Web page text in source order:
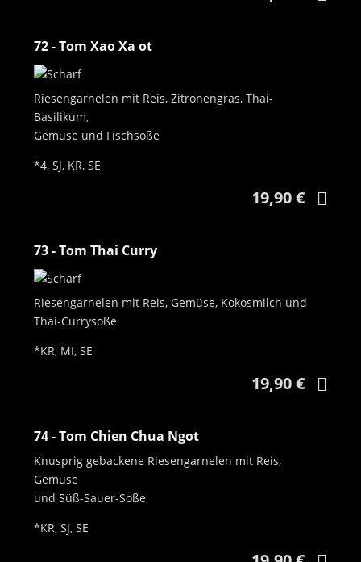
72 - Tom Xao Xa ot
Riesengarnelen mit Reis, Zitronengras, Thai-
Basilikum,
Gemüse und Fischsoße
*4, SJ, KR, SE
19,90 €
73 - Tom Thai Curry
Riesengarnelen mit Reis, Gemüse, Kokosmilch und
Thai-Currysoße
*KR, MI, SE
19,90 €
74 - Tom Chien Chua Ngot
Knusprig gebackene Riesengarnelen mit Reis,
Gemüse
und Süß-Sauer-Soße
*KR, SJ, SE